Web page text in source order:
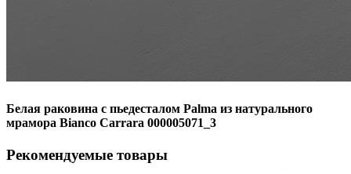
Белая раковина с пьедесталом Palma из натурального
мрамора Bianco Carrara 000005071_3
Рекомендуемые товары